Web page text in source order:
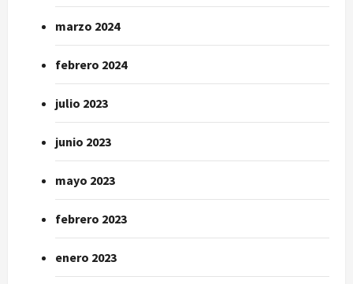
marzo 2024
febrero 2024
julio 2023
junio 2023
mayo 2023
febrero 2023
enero 2023